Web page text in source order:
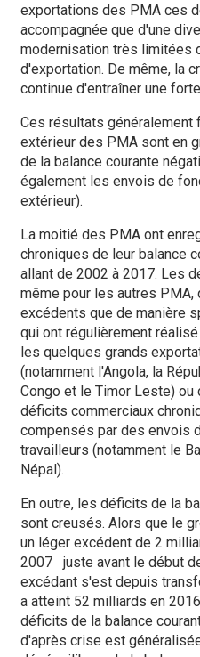
exportations des PMA ces
accompagnée que d'une
modernisation très limitées
d'exportation. De même, la
continue d'entraîner une
Ces résultats généralement
extérieur des PMA sont en
de la balance courante
également les envois de
extérieur).
La moitié des PMA ont
chroniques de leur balance
allant de 2002 à 2017. Les
même pour les autres PMA,
excédents que de manière
qui ont régulièrement
les quelques grands
(notamment l'Angola, la
Congo et le Timor Leste)
déficits commerciaux
compensés par des envois
travailleurs (notamment le
Népal).
En outre, les déficits de la
sont creusés. Alors que le
un léger excédent de 2
2007 juste avant le début
excédant s'est depuis
a atteint 52 milliards en
déficits de la balance
d'après crise est